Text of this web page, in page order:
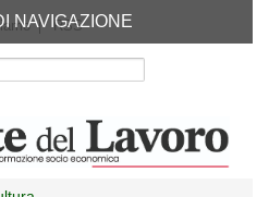
RSS
NAVIGAZIONE